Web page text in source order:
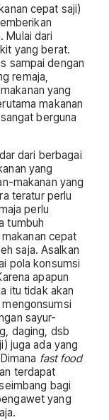
cepat saji)
Mulai dari
yang berat.
sampai dengan
remaja,
yang
makanan
berguna
dari berbagai
yang
makanan yang
teratur perlu
perlu
tumbuh
cepat
saja. Asalkan
pola konsumsi
apapun
itu tidak akan
sayur-
daging, dsb
juga ada yang
fast food
terdapat
bagi
yang